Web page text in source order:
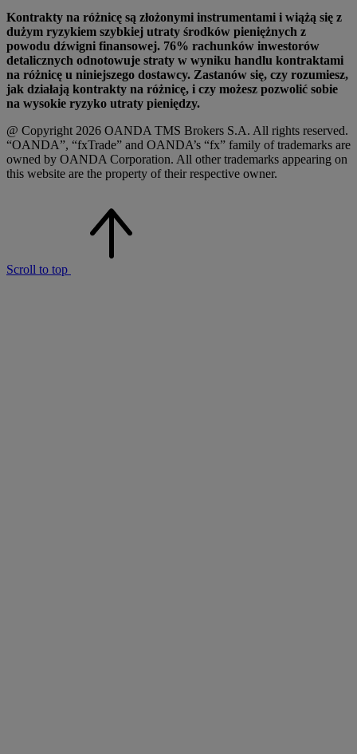
Kontrakty na różnicę są złożonymi instrumentami i wiążą się z
dużym ryzykiem szybkiej utraty środków pieniężnych z
powodu dźwigni finansowej. 76% rachunków inwestorów
detalicznych odnotowuje straty w wyniku handlu kontraktami
na różnicę u niniejszego dostawcy. Zastanów się, czy rozumiesz,
jak działają kontrakty na różnicę, i czy możesz pozwolić sobie
na wysokie ryzyko utraty pieniędzy.
@ Copyright 2026 OANDA TMS Brokers S.A. All rights reserved.
“OANDA”, “fxTrade” and OANDA’s “fx” family of trademarks are
owned by OANDA Corporation. All other trademarks appearing on
this website are the property of their respective owner.
Scroll to top